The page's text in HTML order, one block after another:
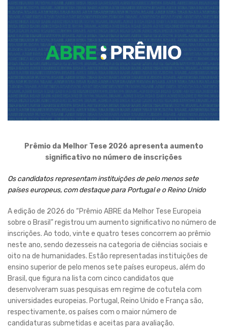
Prêmio da Melhor Tese 2026 apresenta aumento
significativo no número de inscrições
Os candidatos representam instituições de pelo menos sete
países europeus, com destaque para Portugal e o Reino Unido
A edição de 2026 do “Prêmio ABRE da Melhor Tese Europeia
sobre o Brasil” registrou um aumento significativo no número de
inscrições. Ao todo, vinte e quatro teses concorrem ao prêmio
neste ano, sendo dezesseis na categoria de ciências sociais e
oito na de humanidades. Estão representadas instituições de
ensino superior de pelo menos sete países europeus, além do
Brasil, que figura na lista com cinco candidatos que
desenvolveram suas pesquisas em regime de cotutela com
universidades europeias. Portugal, Reino Unido e França são,
respectivamente, os países com o maior número de
candidaturas submetidas e aceitas para avaliação.